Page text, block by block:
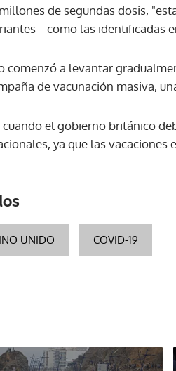
Gracias por
de segundas dosis,
--como las identificadas
comenzó a levantar
de vacunación masiva,
cuando el gobierno británico
ya que las vacaciones
UNIDO COVID-19